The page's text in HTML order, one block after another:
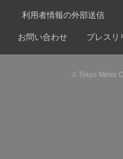
利用者情報の外部送信
お問い合わせ
プレスリ
© Tokyo Metro